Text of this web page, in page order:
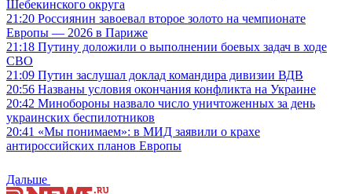
Шебекинского округа
21:20 Россиянин завоевал второе золото на чемпионате
Европы — 2026 в Париже
21:18 Путину доложили о выполнении боевых задач в ходе
СВО
21:09 Путин заслушал доклад командира дивизии ВДВ
20:56 Названы условия окончания конфликта на Украине
20:42 Минобороны назвало число уничтоженных за день
украинских беспилотников
20:41 «Мы понимаем»: в МИД заявили о крахе
антироссийских планов Европы
Дальше